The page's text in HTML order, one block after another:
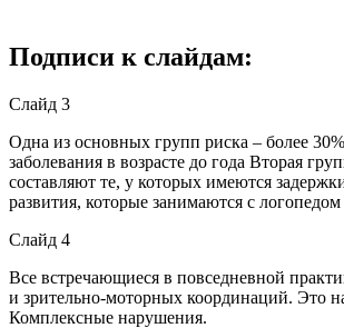
Подписи к слайдам:
Слайд 3
Одна из основных групп риска – более
заболевания в возрасте до года Вторая
составляют те, у которых имеются
развития, которые занимаются с
Слайд 4
Все встречающиеся в повседневной
и зрительно-моторных координаций. Это
Комплексные нарушения.